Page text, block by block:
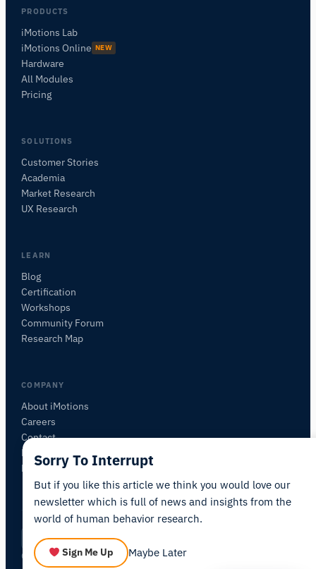
PRODUCTS
iMotions Lab
iMotions Online NEW
Hardware
All Modules
Pricing
SOLUTIONS
Customer Stories
Academia
Market Research
UX Research
LEARN
Blog
Certification
Workshops
Community Forum
Research Map
COMPANY
About iMotions
Careers
Contact
My iMotions
Newsletter
JA |Privacy Policy
Cookie Settings
研究方法、製品、センサー、SDK、リソースに
この記事について質問
この記事を要約
これをどう応用できますか？
Sorry To Interrupt
But if you like this article we think you would love our
newsletter which is full of news and insights from the
world of human behavior research.
Sign Me Up Maybe Later